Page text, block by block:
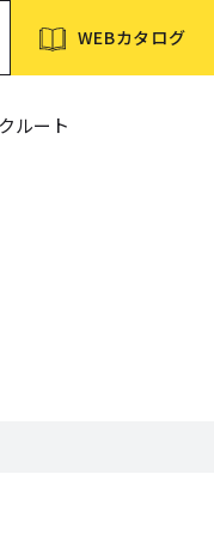
WEBカタログ
ルート